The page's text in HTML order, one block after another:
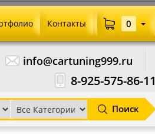
info@cartuning999.ru
8-925-575-86-11
Поиск
Контакты 0